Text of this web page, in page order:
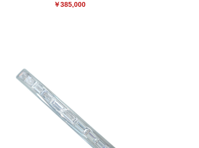
￥385,000